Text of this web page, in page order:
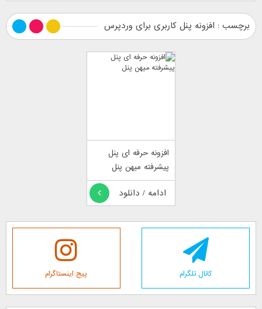
برچسب : افزونه پنل کاربری برای وردپرس
افزونه حرفه ای پنل
پیشرفته میهن پنل
ادامه / دانلود
کانال تلگرام پیج اینستاگرام